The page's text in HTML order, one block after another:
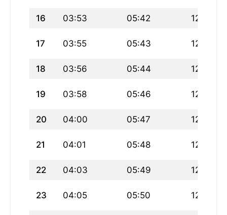
16 03:53 05:42 12:40
17 03:55 05:43 12:39
18 03:56 05:44 12:39
19 03:58 05:46 12:39
20 04:00 05:47 12:39
21 04:01 05:48 12:39
22 04:03 05:49 12:38
23 04:05 05:50 12:38